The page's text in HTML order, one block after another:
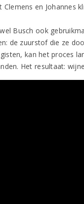
Clemens en Johannes
Busch ook
de zuurstof die ze
kan het proces
Het resultaat: